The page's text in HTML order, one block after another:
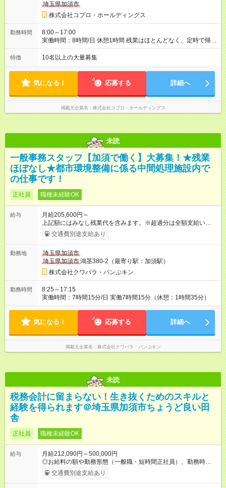
埼玉県加須市
株式会社コプロ・ホールディングス
勤務時間
8:00～17:00
実働時間：8時間/日 休憩1時間 残業はほとんどなく、定時で帰れ
る日が多い働き方です。 毎日の業務は進捗管理や事務が中心な
ので、 「今日やるべき仕事」が終われば、自然と区切りをつけ
方を大切にしています。
特徴 10名以上の大量募集
気になる！ 応募する 詳細へ
掲載元企業名 株式会社コプロ・ホールディングス
未読
一般事務スタッフ【加須で働く】大募集！★残業
ほぼなし★都市環境整備に係る中間処理施設内で
の仕事です！
正社員 職種未経験OK
給与
月給205,600円～
上記額にはみなし残業代を含みます。※超過分は全額支給いたし
ます。 みなし残業代 10,000円／月 みなし残業時間 6.5時間／月
【試用期間】試用期間あり 試用期間の長さ：3ヶ月 雇用形態、
交通費別途支給あり
勤務地
埼玉県加須市
埼玉県加須市鴻茎380-2（最寄り駅：加須駅）
株式会社クワバラ・パンぷキン
勤務時間
8:25～17:15
実働時間：7時間15分/日 実働7時間15分（休憩：1時間35分）
気になる！ 応募する 詳細へ
掲載元企業名 株式会社クワバラ・パンぷキン
未読
税務会計に留まらない！生き抜くためのスキルと
経験を得られます＠埼玉県加須市ちょうど良い田
舎
正社員 職種未経験OK
給与
月給212,090円～500,000円
◎お給料の額や勤務形態（一般職・短時間正社員）、勤務時間
（6～8時間）は、ご要望・経験・能力をもとに話し合いで決定
します。 ◎上記額にはみなし残業代（月30時間分、最低39,090
交通費別途支給あり